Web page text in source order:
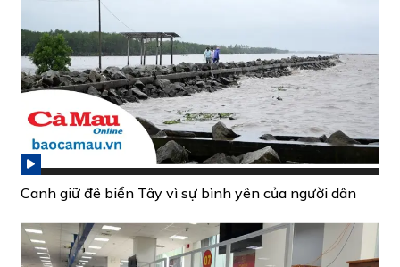
Canh giữ đê biển Tây vì sự bình yên của người dân